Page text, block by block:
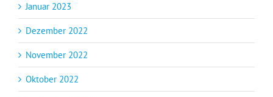
Januar 2023
Dezember 2022
November 2022
Oktober 2022